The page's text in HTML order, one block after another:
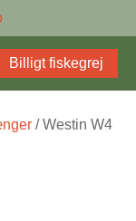
Billigt fiskegrej
/ Westin W4